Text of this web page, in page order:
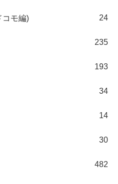
コモ編) 24
235
193
34
14
30
482